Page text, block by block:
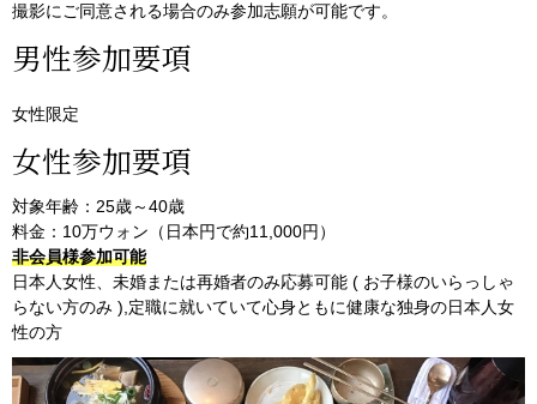
撮影にご同意される場合のみ参加志願が可能です。
男性参加要項
女性限定
女性参加要項
対象年齢：25歳～40歳
料金：10万ウォン（日本円で約11,000円）
非会員様参加可能
日本人女性、未婚または再婚者のみ応募可能 ( お子様のいらっしゃ
らない方のみ ),定職に就いていて心身ともに健康な独身の日本人女
性の方